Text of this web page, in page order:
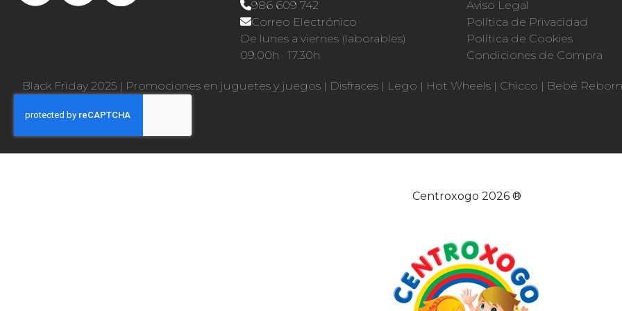
986 609 742
Correo Electrónico
De lunes a viernes (laborables)
09.00h · 17.30h
Aviso Legal
Política de Privacidad
Política de Cookies
Condiciones de Compra
Black Friday 2025 | Promociones en juguetes y juegos | Disfraces | Lego | Hot Wheels | Chicco | Bebé Reborn
Centroxogo 2026 ®